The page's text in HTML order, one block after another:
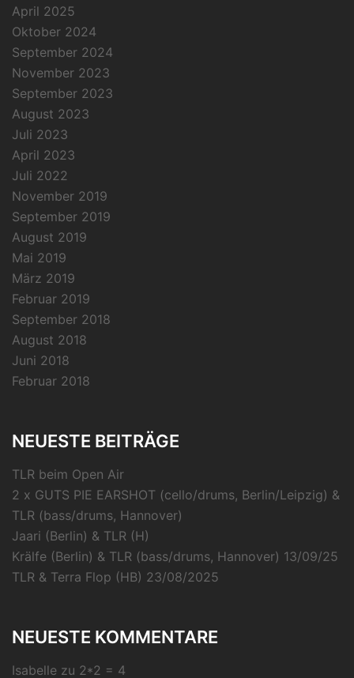
April 2025
Oktober 2024
September 2024
November 2023
September 2023
August 2023
Juli 2023
April 2023
Juli 2022
November 2019
September 2019
August 2019
Mai 2019
März 2019
Februar 2019
September 2018
August 2018
Juni 2018
Februar 2018
NEUESTE BEITRÄGE
TLR beim Open Air
2 x GUTS PIE EARSHOT (cello/drums, Berlin/Leipzig) &
TLR (bass/drums, Hannover)
Jaari (Berlin) & TLR (H)
Krälfe (Berlin) & TLR (bass/drums, Hannover) 13/09/25
TLR & Terra Flop (HB) 23/08/2025
NEUESTE KOMMENTARE
Isabelle zu 2*2 = 4